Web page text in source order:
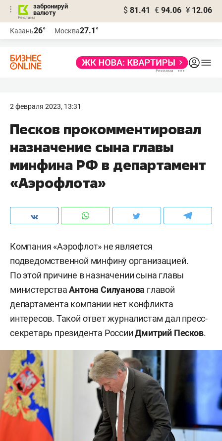
забронируй
валюту
$ 81.41 € 94.06 ¥ 12.06
Казань26° Москва27.1°
2 февраля 2023, 13:31
Песков прокомментировал
назначение сына главы
минфина РФ в департамент
«Аэрофлота»
Компания «Аэрофлот» не является
подведомственной минфину организацией.
По этой причине в назначении сына главы
министерстваАнтона Силуанова главой
департамента компании нет конфликта
интересов. Такой ответ журналистам дал пресс-
секретарь президента РоссииДмитрий Песков.